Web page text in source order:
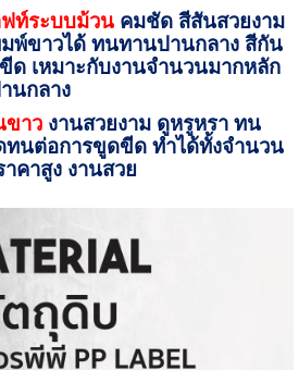
ฟท์ระบบม้วน คมชัด สีสันสวยงาม
พ์ขาวได้ ทนทานปานกลาง สีกัน
เหมาะกับงานจำนวนมากหลัก
นกลาง
ขาว งานสวยงาม ดูหรูหรา ทน
นต่อการขูดขีด ทำได้ทั้งจำนวน
คาสูง งานสวย